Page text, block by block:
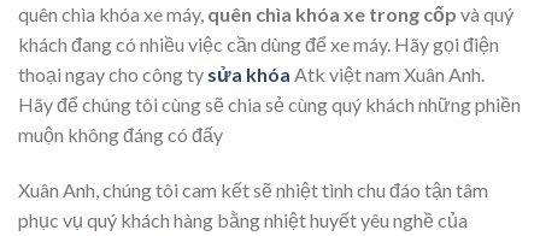
quên chìa khóa xe máy, quên chìa khóa xe trong cốp và quý
khách đang có nhiều việc cần dùng để xe máy. Hãy gọi điện
thoại ngay cho công ty sửa khóa Atk việt nam Xuân Anh.
Hãy để chúng tôi cùng sẽ chia sẻ cùng quý khách những phiền
muộn không đáng có đấy
Xuân Anh, chúng tôi cam kết sẽ nhiệt tình chu đáo tận tâm
phục vụ quý khách hàng bằng nhiệt huyết yêu nghề của